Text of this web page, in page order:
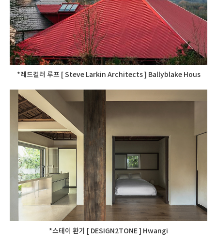
*레드컬러 루프 [ Steve Larkin Architects ] Ballyblake Hous
*스테이 환기 [ DESIGN2TONE ] Hwangi